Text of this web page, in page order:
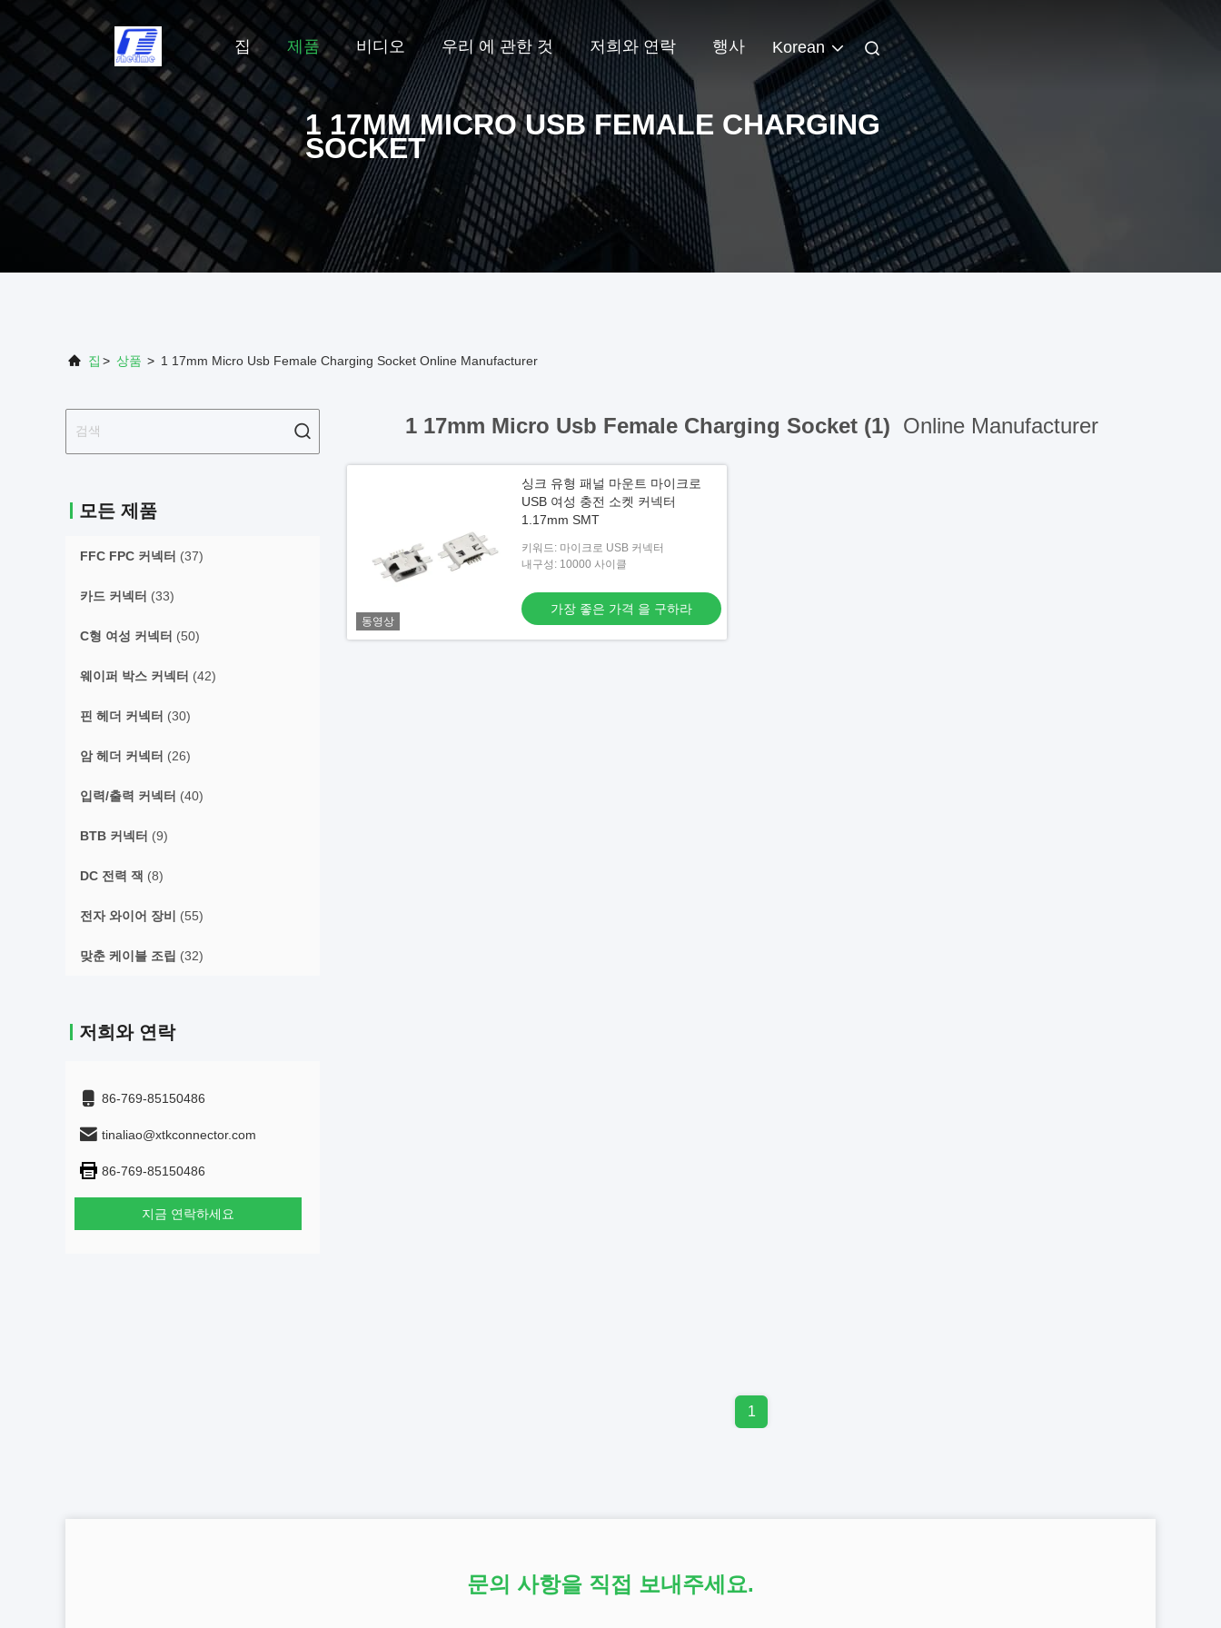
집 제품 비디오 우리 에 관한 것 저희와 연락 행사 Korean
1 17MM MICRO USB FEMALE CHARGING
SOCKET
집 > 상품 > 1 17mm Micro Usb Female Charging Socket Online Manufacturer
모든 제품
FFC FPC 커넥터 (37)
카드 커넥터 (33)
C형 여성 커넥터 (50)
웨이퍼 박스 커넥터 (42)
핀 헤더 커넥터 (30)
암 헤더 커넥터 (26)
입력/출력 커넥터 (40)
BTB 커넥터 (9)
DC 전력 잭 (8)
전자 와이어 장비 (55)
맞춘 케이블 조립 (32)
저희와 연락
86-769-85150486
tinaliao@xtkconnector.com
86-769-85150486
지금 연락하세요
1 17mm Micro Usb Female Charging Socket (1) Online Manufacturer
동영상
싱크 유형 패널 마운트 마이크로
USB 여성 충전 소켓 커넥터
1.17mm SMT
키워드: 마이크로 USB 커넥터
내구성: 10000 사이클
가장 좋은 가격 을 구하라
1
문의 사항을 직접 보내주세요.